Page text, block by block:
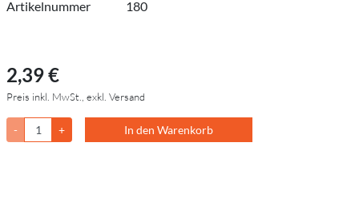
Artikelnummer 180
2,39 €
Preis inkl. MwSt., exkl. Versand
- + In den Warenkorb